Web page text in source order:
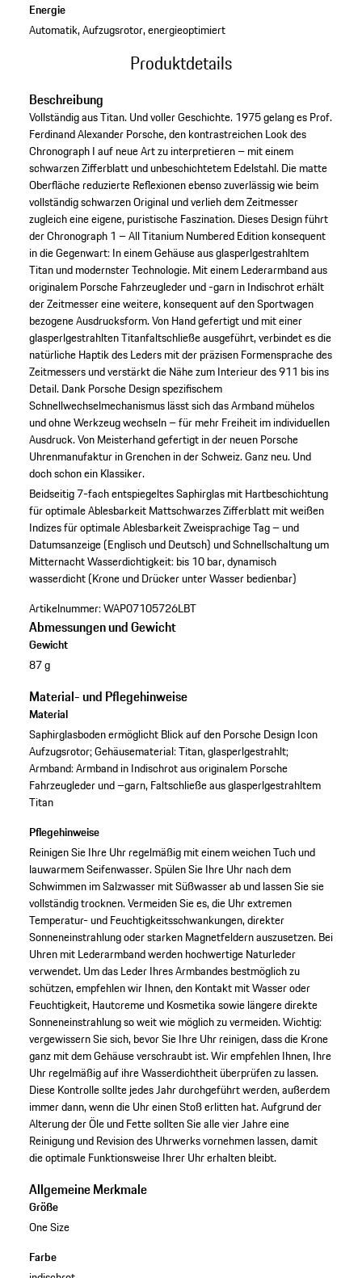
Energie
Automatik, Aufzugsrotor, energieoptimiert
Produktdetails
Beschreibung
Vollständig aus Titan. Und voller Geschichte. 1975 gelang es Prof.
Ferdinand Alexander Porsche, den kontrastreichen Look des
Chronograph I auf neue Art zu interpretieren – mit einem
schwarzen Zifferblatt und unbeschichtetem Edelstahl. Die matte
Oberfläche reduzierte Reflexionen ebenso zuverlässig wie beim
vollständig schwarzen Original und verlieh dem Zeitmesser
zugleich eine eigene, puristische Faszination. Dieses Design führt
der Chronograph 1 – All Titanium Numbered Edition konsequent
in die Gegenwart: In einem Gehäuse aus glasperlgestrahltem
Titan und modernster Technologie. Mit einem Lederarmband aus
originalem Porsche Fahrzeugleder und -garn in Indischrot erhält
der Zeitmesser eine weitere, konsequent auf den Sportwagen
bezogene Ausdrucksform. Von Hand gefertigt und mit einer
glasperlgestrahlten Titanfaltschließe ausgeführt, verbindet es die
natürliche Haptik des Leders mit der präzisen Formensprache des
Zeitmessers und verstärkt die Nähe zum Interieur des 911 bis ins
Detail. Dank Porsche Design spezifischem
Schnellwechselmechanismus lässt sich das Armband mühelos
und ohne Werkzeug wechseln – für mehr Freiheit im individuellen
Ausdruck. Von Meisterhand gefertigt in der neuen Porsche
Uhrenmanufaktur in Grenchen in der Schweiz. Ganz neu. Und
doch schon ein Klassiker.
Beidseitig 7-fach entspiegeltes Saphirglas mit Hartbeschichtung
für optimale Ablesbarkeit Mattschwarzes Zifferblatt mit weißen
Indizes für optimale AblesbarkeitZweisprachige Tag – und
Datumsanzeige (Englisch und Deutsch) und Schnellschaltung um
MitternachtWasserdichtigkeit: bis 10 bar, dynamisch
wasserdicht (Krone und Drücker unter Wasser bedienbar)
Artikelnummer:WAP07105726LBT
Abmessungen und Gewicht
Gewicht
87 g
Material- und Pflegehinweise
Material
Saphirglasboden ermöglicht Blick auf den Porsche Design Icon
Aufzugsrotor; Gehäusematerial: Titan, glasperlgestrahlt;
Armband: Armband in Indischrot aus originalem Porsche
Fahrzeugleder und –garn, Faltschließe aus glasperlgestrahltem
Titan
Pflegehinweise
Reinigen Sie Ihre Uhr regelmäßig mit einem weichen Tuch und
lauwarmem Seifenwasser. Spülen Sie Ihre Uhr nach dem
Schwimmen im Salzwasser mit Süßwasser ab und lassen Sie sie
vollständig trocknen. Vermeiden Sie es, die Uhr extremen
Temperatur- und Feuchtigkeitsschwankungen, direkter
Sonneneinstrahlung oder starken Magnetfeldern auszusetzen. Bei
Uhren mit Lederarmband werden hochwertige Naturleder
verwendet. Um das Leder Ihres Armbandes bestmöglich zu
schützen, empfehlen wir Ihnen, den Kontakt mit Wasser oder
Feuchtigkeit, Hautcreme und Kosmetika sowie längere direkte
Sonneneinstrahlung so weit wie möglich zu vermeiden. Wichtig:
vergewissern Sie sich, bevor Sie Ihre Uhr reinigen, dass die Krone
ganz mit dem Gehäuse verschraubt ist. Wir empfehlen Ihnen, Ihre
Uhr regelmäßig auf ihre Wasserdichtheit überprüfen zu lassen.
Diese Kontrolle sollte jedes Jahr durchgeführt werden, außerdem
immer dann, wenn die Uhr einen Stoß erlitten hat. Aufgrund der
Alterung der Öle und Fette sollten Sie alle vier Jahre eine
Reinigung und Revision des Uhrwerks vornehmen lassen, damit
die optimale Funktionsweise Ihrer Uhr erhalten bleibt.
Allgemeine Merkmale
Größe
One Size
Farbe